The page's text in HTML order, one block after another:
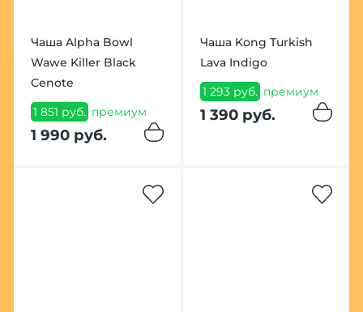
Чаша Alpha Bowl
Wawe Killer Black
Cenote
1 851 руб. премиум
1 990 руб.
Чаша Kong Turkish
Lava Indigo
1 293 руб. премиум
1 390 руб.